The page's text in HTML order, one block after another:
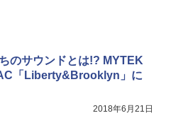
のサウンドとは!? MYTEK
「Liberty&Brooklyn」に
2018年6月21日